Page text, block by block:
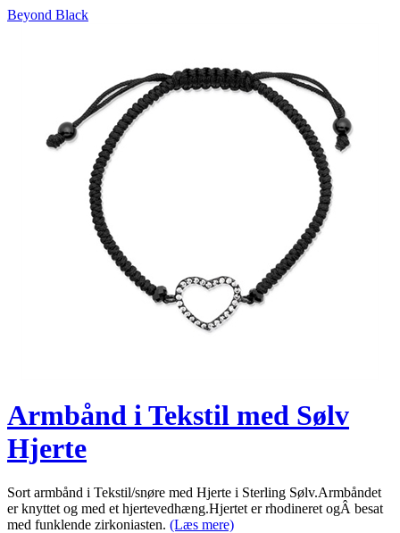
Beyond Black
Armbånd i Tekstil med Sølv
Hjerte
Sort armbånd i Tekstil/snøre med Hjerte i Sterling Sølv.Armbåndet
er knyttet og med et hjertevedhæng.Hjertet er rhodineret ogÂ besat
med funklende zirkoniasten. (Læs mere)